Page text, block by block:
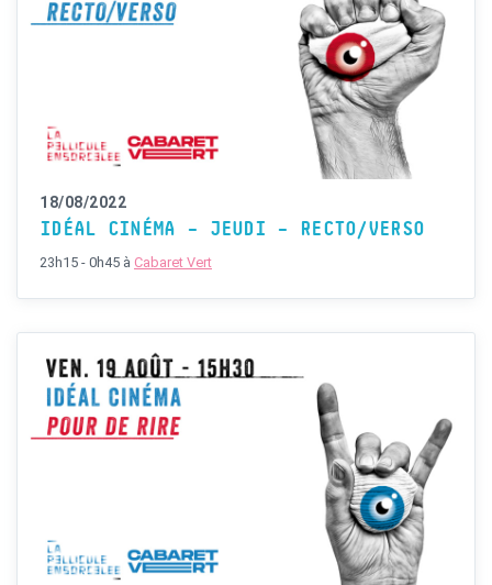
18/08/2022
IDÉAL CINÉMA – JEUDI – RECTO/VERSO
23h15 - 0h45 à Cabaret Vert